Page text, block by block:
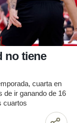
no tiene
cuarta en
de ir ganando de 16
cuartos